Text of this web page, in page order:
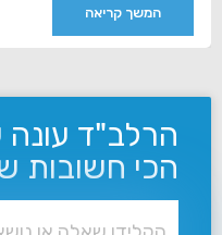
המשך קריאה
הרלב"ד
הכי חשובות